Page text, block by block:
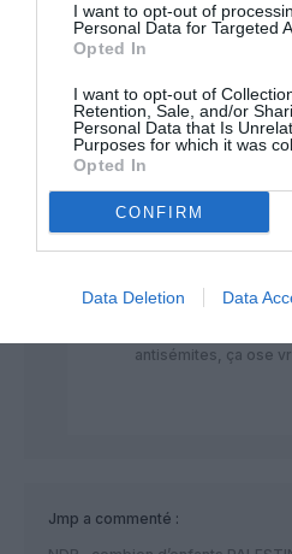
I want to opt-out of
Personal Data for Targeted
Opted In
I want to opt-out of
Retention, Sale, and/or
Personal Data that Is
Purposes for which it was
Opted In
CONFIRM
Data Deletion Data
guides ” , une armée et le
ennemi …..
Shôguna commenté :
N’importe quoi !
Et si vous parliez de
maîtrisez ?
mollahs et de leurs
antisémites, ça ose
Jmp a commenté :